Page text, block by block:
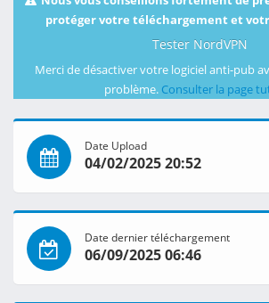
protéger votre téléchargement et
Tester NordVPN
Merci de désactiver votre logiciel anti-pub
problème. Consulter la page
Date Upload
04/02/2025 20:52
Date dernier téléchargement
06/09/2025 06:46